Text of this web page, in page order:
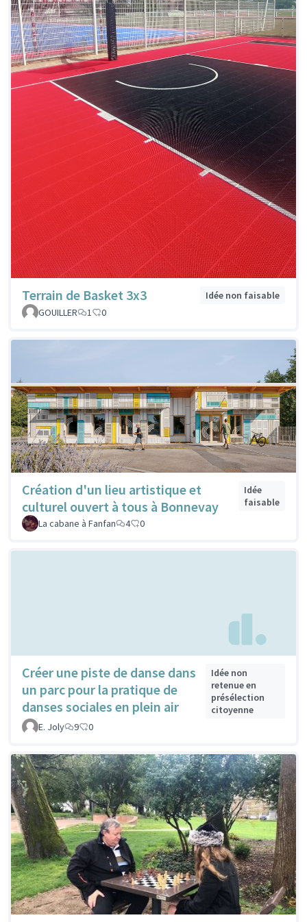
Terrain de Basket 3x3
Idée non faisable
GOUILLER
1 0
Création d'un lieu artistique et
culturel ouvert à tous à Bonnevay
Idée
faisable
La cabane à Fanfan
4 0
Créer une piste de danse dans
un parc pour la pratique de
danses sociales en plein air
Idée non
retenue en
présélection
citoyenne
E. Joly
9 0